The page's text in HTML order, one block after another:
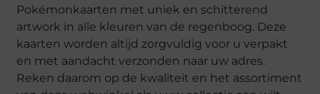
Pokémonkaarten met uniek en schitterend
artwork in alle kleuren van de regenboog. Deze
kaarten worden altijd zorgvuldig voor u verpakt
en met aandacht verzonden naar uw adres.
Reken daarom op de kwaliteit en het assortiment